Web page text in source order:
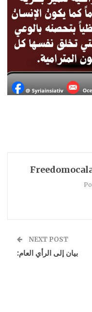
NEXT POST
بيان إلى الرأي العام: